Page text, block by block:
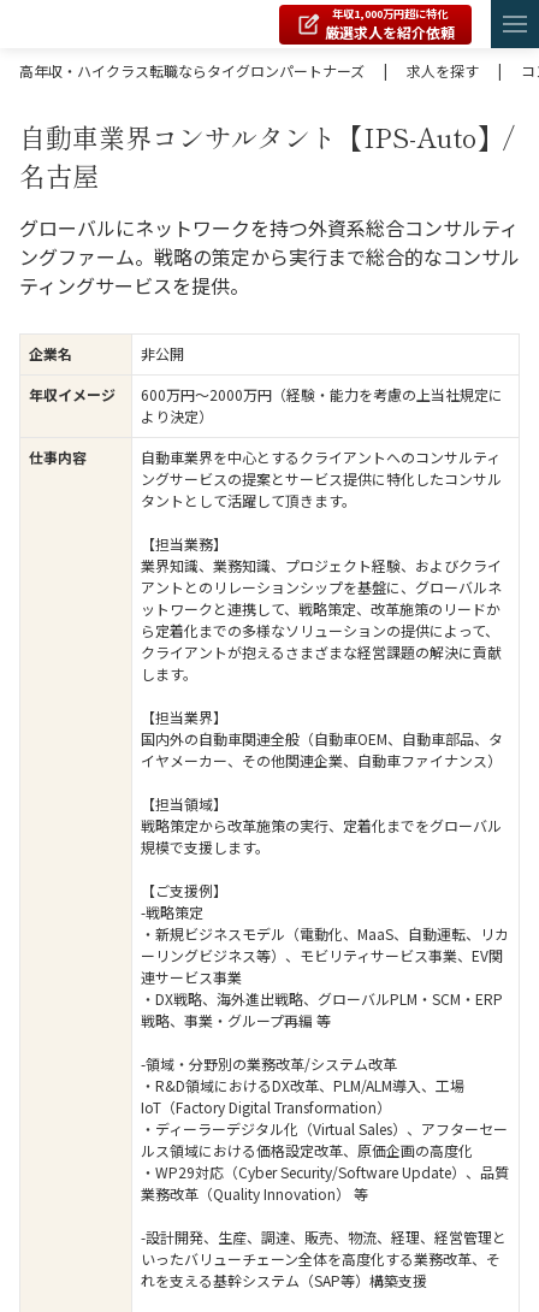
年収1,000万円超に特化
厳選求人を紹介依頼
高年収・ハイクラス転職ならタイグロンパートナーズ
| 求人を探す |
自動車業界コンサルタント【IPS-Auto】/
名古屋
グローバルにネットワークを持つ外資系総合コンサルティ
ングファーム。戦略の策定から実行まで総合的なコンサル
ティングサービスを提供。
企業名
非公開
年収イメージ
600万円〜2000万円（経験・能力を考慮の上当社規定に
より決定）
仕事内容
自動車業界を中心とするクライアントへのコンサルティ
ングサービスの提案とサービス提供に特化したコンサル
タントとして活躍して頂きます。
【担当業務】
業界知識、業務知識、プロジェクト経験、およびクライ
アントとのリレーションシップを基盤に、グローバルネ
ットワークと連携して、戦略策定、改革施策のリードか
ら定着化までの多様なソリューションの提供によって、
クライアントが抱えるさまざまな経営課題の解決に貢献
します。
【担当業界】
国内外の自動車関連全般（自動車OEM、自動車部品、タ
イヤメーカー、その他関連企業、自動車ファイナンス）
【担当領域】
戦略策定から改革施策の実行、定着化までをグローバル
規模で支援します。
【ご支援例】
-戦略策定
・新規ビジネスモデル（電動化、MaaS、自動運転、リカ
ーリングビジネス等）、モビリティサービス事業、EV関
連サービス事業
・DX戦略、海外進出戦略、グローバルPLM・SCM・ERP
戦略、事業・グループ再編 等
-領域・分野別の業務改革/システム改革
・R&D領域におけるDX改革、PLM/ALM導入、工場
IoT（Factory Digital Transformation）
・ディーラーデジタル化（Virtual Sales）、アフターセー
ルス領域における価格設定改革、原価企画の高度化
・WP29対応（Cyber Security/Software Update）、品質
業務改革（Quality Innovation） 等
-設計開発、生産、調達、販売、物流、経理、経営管理と
いったバリューチェーン全体を高度化する業務改革、そ
れを支える基幹システム（SAP等）構築支援